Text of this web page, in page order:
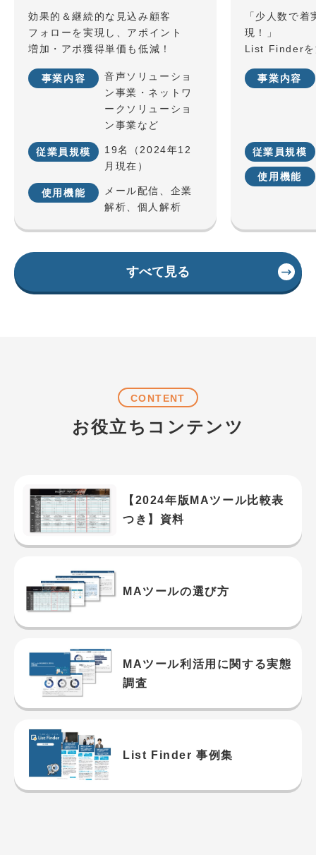
効果的＆継続的な見込み顧客
フォローを実現し、アポイント
増加・アポ獲得単価も低減！
事業内容
音声ソリューショ
ン事業・ネットワ
ークソリューショ
ン事業など
従業員規模
19名（2024年12
月現在）
使用機能
メール配信、企業
解析、個人解析
「少人数で
現！」
List Finderを
事業内容
従業員規模
使用機能
すべて見る
CONTENT
お役立ちコンテンツ
【2024年版MAツール比較表
つき】資料
MAツールの選び方
MAツール利活用に関する実態
調査
List Finder 事例集